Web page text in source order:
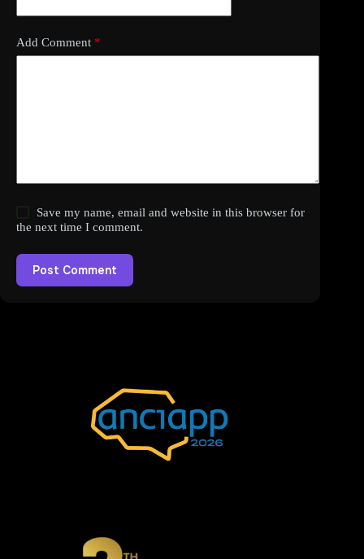
Add Comment *
Save my name, email and website in this browser for
the next time I comment.
Post Comment